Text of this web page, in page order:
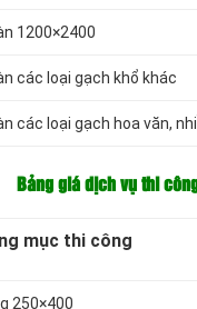
1200×2400
các loại gạch khổ khác
các loại gạch hoa văn,
Bảng giá dịch vụ thi
mục thi công
250×400